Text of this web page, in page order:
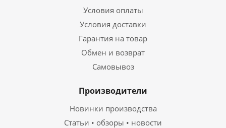
Условия оплаты
Условия доставки
Гарантия на товар
Обмен и возврат
Самовывоз
Производители
Новинки производства
Статьи • обзоры • новости